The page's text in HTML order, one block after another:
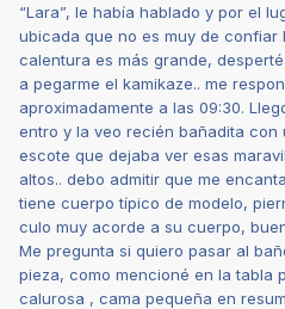
“Lara”, le había hablado y por el
ubicada que no es muy de confiar
calentura es más grande,
a pegarme el kamikaze.. me
aproximadamente a las 09:30.
entro y la veo recién bañadita con
escote que dejaba ver esas
altos.. debo admitir que me
tiene cuerpo típico de modelo,
culo muy acorde a su cuerpo,
Me pregunta si quiero pasar al
pieza, como mencioné en la tabla
calurosa , cama pequeña en